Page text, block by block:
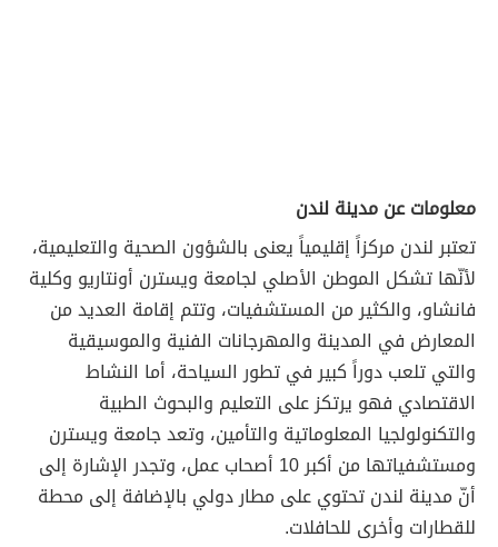
معلومات عن مدينة لندن
تعتبر لندن مركزاً إقليمياً يعنى بالشؤون الصحية والتعليمية،
لأنّها تشكل الموطن الأصلي لجامعة ويسترن أونتاريو وكلية
فانشاو، والكثير من المستشفيات، وتتم إقامة العديد من
المعارض في المدينة والمهرجانات الفنية والموسيقية
والتي تلعب دوراً كبير في تطور السياحة، أما النشاط
الاقتصادي فهو يرتكز على التعليم والبحوث الطبية
والتكنولولجيا المعلوماتية والتأمين، وتعد جامعة ويسترن
ومستشفياتها من أكبر 10 أصحاب عمل، وتجدر الإشارة إلى
أنّ مدينة لندن تحتوي على مطار دولي بالإضافة إلى محطة
للقطارات وأخرى للحافلات.